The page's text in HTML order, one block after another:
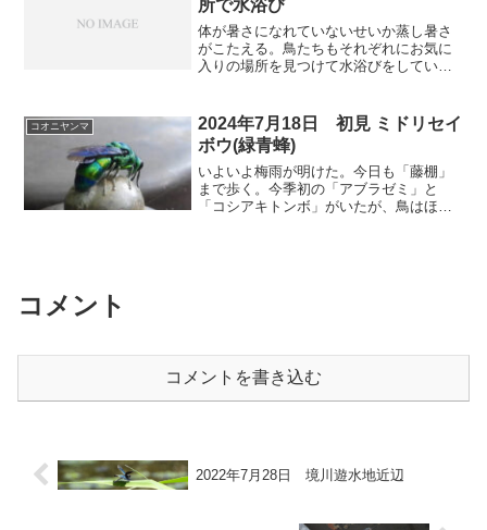
所で水浴び
体が暑さになれていないせいか蒸し暑さ
がこたえる。鳥たちもそれぞれにお気に
入りの場所を見つけて水浴びをしてい
飛び立つと一斉に飛び立っていった。
⬇ オナガ こちらも集...
コオニヤンマ
2024年7月18日 初見 ミドリセイ
ボウ(緑青蜂)
いよいよ梅雨が明けた。今日も「藤棚」
まで歩く。今季初の「アブラゼミ」と
「コシアキトンボ」がいたが、鳥はほと
コメント
コメントを書き込む
2022年7月28日 境川遊水地近辺